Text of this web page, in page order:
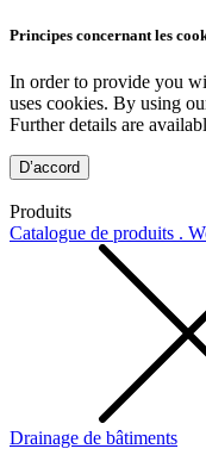
Principes concernant les
In order to provide you
uses cookies. By using
Further details are
D’accord
Produits
Catalogue de produits .
Drainage de bâtiments